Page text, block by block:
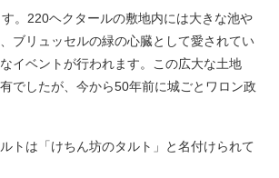
。220ヘクタールの敷地内には大きな池や
ブリュッセルの緑の心臓として愛されてい
イベントが行われます。この広大な土地
でしたが、今から50年前に城ごとワロン政
トは「けちん坊のタルト」と名付けられて